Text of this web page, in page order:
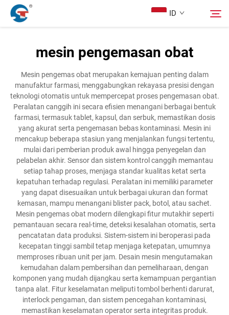
ID
Produk
Kasus Desain
Layanan
Berita
Hubungi Kami
Cari
mesin pengemasan obat
Mesin pengemas obat merupakan kemajuan penting dalam
manufaktur farmasi, menggabungkan rekayasa presisi dengan
teknologi otomatis untuk mempercepat proses pengemasan obat.
Peralatan canggih ini secara efisien menangani berbagai bentuk
farmasi, termasuk tablet, kapsul, dan serbuk, memastikan dosis
yang akurat serta pengemasan bebas kontaminasi. Mesin ini
mencakup beberapa stasiun yang menjalankan fungsi tertentu,
mulai dari pemberian produk awal hingga penyegelan dan
pelabelan akhir. Sensor dan sistem kontrol canggih memantau
setiap tahap proses, menjaga standar kualitas ketat serta
kepatuhan terhadap regulasi. Peralatan ini memiliki parameter
yang dapat disesuaikan untuk berbagai ukuran dan format
kemasan, mampu menangani blister pack, botol, atau sachet.
Mesin pengemas obat modern dilengkapi fitur mutakhir seperti
pemantauan secara real-time, deteksi kesalahan otomatis, serta
pencatatan data produksi. Sistem-sistem ini beroperasi pada
kecepatan tinggi sambil tetap menjaga ketepatan, umumnya
memproses ribuan unit per jam. Desain mesin mengutamakan
kemudahan dalam pembersihan dan pemeliharaan, dengan
komponen yang mudah dijangkau serta kemampuan pergantian
tanpa alat. Fitur keselamatan meliputi tombol berhenti darurat,
interlock pengaman, dan sistem pencegahan kontaminasi,
memastikan keselamatan operator serta integritas produk.